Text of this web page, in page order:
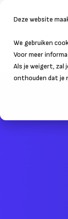
Deze website
We gebruiken
Voor meer
Als je weigert, zal
onthouden dat je